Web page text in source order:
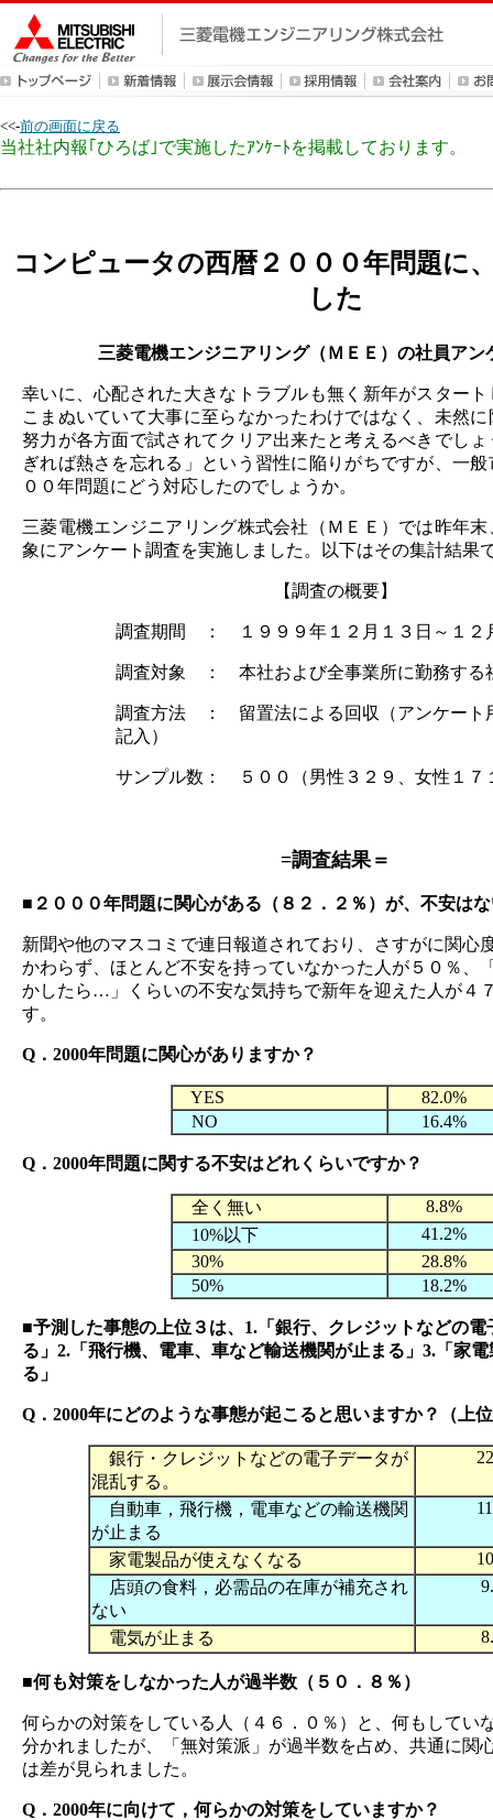
<<-前の画面に戻る
当社社内報｢ひろば｣で実施したｱﾝｹｰﾄを掲載しております。
コンピュータの西暦２０００年問題に
した
三菱電機エンジニアリング（ＭＥＥ）の社員アン
幸いに、心配された大きなトラブルも無く新年がスター
こまぬいていて大事に至らなかったわけではなく、未然
努力が各方面で試されてクリア出来たと考えるべきでし
ぎれば熱さを忘れる」という習性に陥りがちですが、一
００年問題にどう対応したのでしょうか。
三菱電機エンジニアリング株式会社（ＭＥＥ）では昨年
象にアンケート調査を実施しました。以下はその集計結果
【調査の概要】
調査期間 ： １９９９年１２月１３日～１２
調査対象 ： 本社および全事業所に勤務する
調査方法 ： 留置法による回収（アンケート
記入）
サンプル数： ５００（男性３２９、女性１７
=調査結果＝
■２０００年問題に関心がある（８２．２％）が、不安は
新聞や他のマスコミで連日報道されており、さすがに関心
かわらず、ほとんど不安を持っていなかった人が５０％、
かしたら…」くらいの不安な気持ちで新年を迎えた人が４
す。
Q．2000年問題に関心がありますか？
YES
82.0%
NO
16.4%
Q．2000年問題に関する不安はどれくらいですか？
全く無い
8.8%
10%以下
41.2%
30%
28.8%
50%
18.2%
■予測した事態の上位３は、1.「銀行、クレジットなどの電
る」2.「飛行機、電車、車など輸送機関が止まる」3.「家
る」
Q．2000年にどのような事態が起こると思いますか？（上
銀行・クレジットなどの電子データが
混乱する。
自動車，飛行機，電車などの輸送機関
が止まる
家電製品が使えなくなる
店頭の食料，必需品の在庫が補充され
ない
電気が止まる
■何も対策をしなかった人が過半数（５０．８％）
何らかの対策をしている人（４６．０％）と、何もしてい
分かれましたが、「無対策派」が過半数を占め、共通に関
は差が見られました。
Q．2000年に向けて，何らかの対策をしていますか？